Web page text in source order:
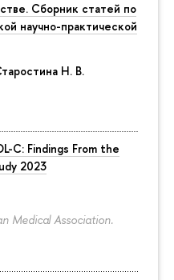
Сборник статей по
научно-практической
Н. В.
C: Findings From the
2023
Medical Association.